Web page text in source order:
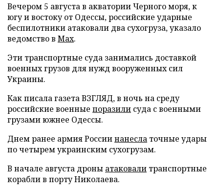
Вечером 5 августа в акватории Черного моря, к
югу и востоку от Одессы, российские ударные
беспилотники атаковали два сухогруза, указало
ведомство в Max.
Эти транспортные суда занимались доставкой
военных грузов для нужд вооруженных сил
Украины.
Как писала газета ВЗГЛЯД, в ночь на среду
российские военные поразили суда с военными
грузами южнее Одессы.
Днем ранее армия Россиинанесла точные удары
по четырем украинским сухогрузам.
В начале августа дроны атаковали транспортные
корабли в порту Николаева.